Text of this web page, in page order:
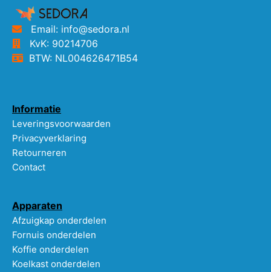
Email: info@sedora.nl
KvK: 90214706
BTW: NL004626471B54
Informatie
Leveringsvoorwaarden
Privacyverklaring
Retourneren
Contact
Apparaten
Afzuigkap onderdelen
Fornuis onderdelen
Koffie onderdelen
Koelkast onderdelen